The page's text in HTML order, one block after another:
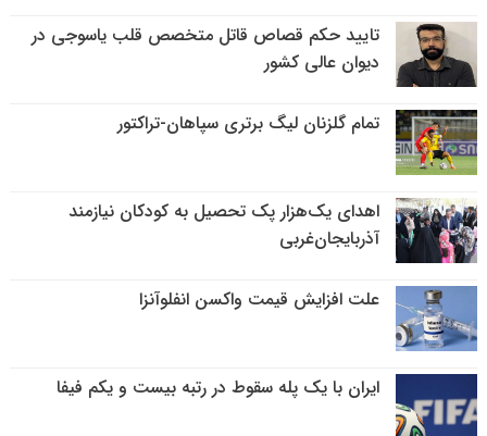
تایید حکم قصاص قاتل متخصص قلب یاسوجی در
دیوان عالی کشور
تمام گلزنان لیگ‌ برتری سپاهان-تراکتور
اهدای یک‌هزار پک تحصیل به کودکان نیازمند
آذربایجان‌غربی
علت افزایش قیمت واکسن انفلوآنزا
ایران با یک پله سقوط در رتبه بیست و یکم فیفا